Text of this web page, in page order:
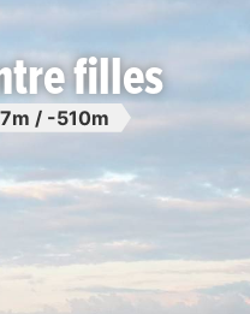
filles
/ -510m